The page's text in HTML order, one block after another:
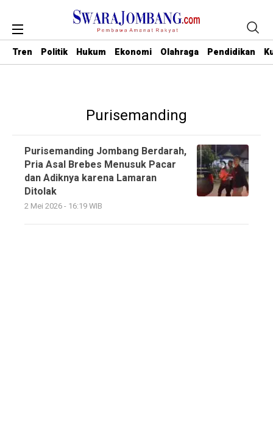
Tren Politik Hukum Ekonomi Olahraga Pendidikan
Purisemanding
Purisemanding Jombang Berdarah,
Pria Asal Brebes Menusuk Pacar
dan Adiknya karena Lamaran
Ditolak
2 Mei 2026 - 16:19 WIB